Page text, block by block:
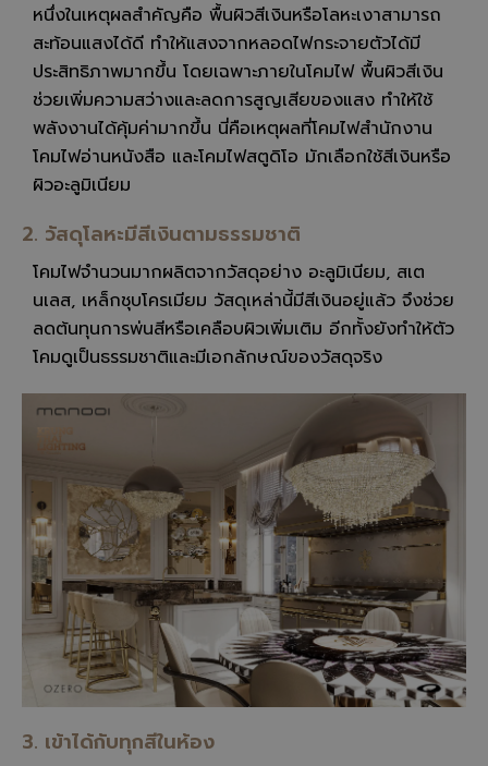
หนึ่งในเหตุผลสำคัญคือ พื้นผิวสีเงินหรือโลหะเงาสามารถ
สะท้อนแสงได้ดี ทำให้แสงจากหลอดไฟกระจายตัวได้มี
ประสิทธิภาพมากขึ้น โดยเฉพาะภายในโคมไฟ พื้นผิวสีเงิน
ช่วยเพิ่มความสว่างและลดการสูญเสียของแสง ทำให้ใช้
พลังงานได้คุ้มค่ามากขึ้น นี่คือเหตุผลที่โคมไฟสำนักงาน
โคมไฟอ่านหนังสือ และโคมไฟสตูดิโอ มักเลือกใช้สีเงินหรือ
ผิวอะลูมิเนียม
2. วัสดุโลหะมีสีเงินตามธรรมชาติ
โคมไฟจำนวนมากผลิตจากวัสดุอย่าง อะลูมิเนียม, สเต
นเลส, เหล็กชุบโครเมียม วัสดุเหล่านี้มีสีเงินอยู่แล้ว จึงช่วย
ลดต้นทุนการพ่นสีหรือเคลือบผิวเพิ่มเติม อีกทั้งยังทำให้ตัว
โคมดูเป็นธรรมชาติและมีเอกลักษณ์ของวัสดุจริง
3. เข้าได้กับทุกสีในห้อง